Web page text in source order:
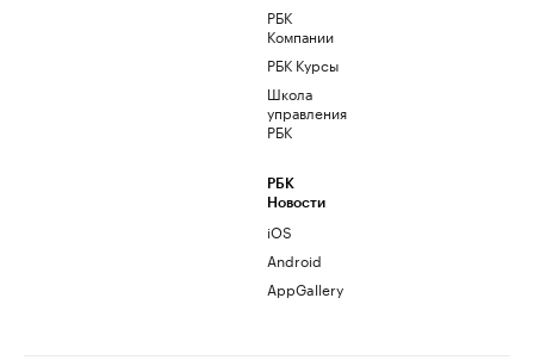
РБК
Компании
РБК Курсы
Школа
управления
РБК
РБК
Новости
iOS
Android
AppGallery